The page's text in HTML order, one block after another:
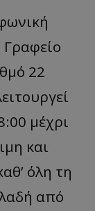
22
μέχρι
και
όλη τη
από